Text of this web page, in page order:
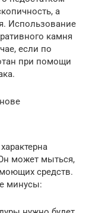
а
Использование
камня
если по
при помощи
может мыться,
средств.
минусы: